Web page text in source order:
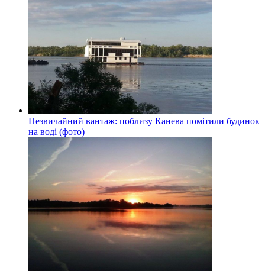
Незвичайний вантаж: поблизу Канева помітили будинок
на воді (фото)